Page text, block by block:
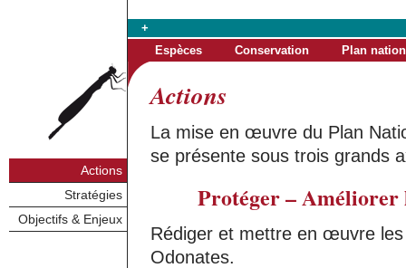
+
Espèces
Conservation Plan
Actions
Stratégies
Objectifs & Enjeux
Actions
La mise en œuvre du Plan
se présente sous trois grands
Protéger – Améliorer
Rédiger et mettre en œuvre les
Odonates.